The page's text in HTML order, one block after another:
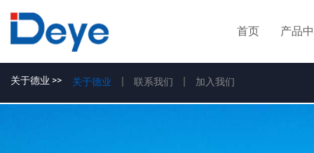
首页 产品
关于德业 >> 关于德业 联系我们 加入我们